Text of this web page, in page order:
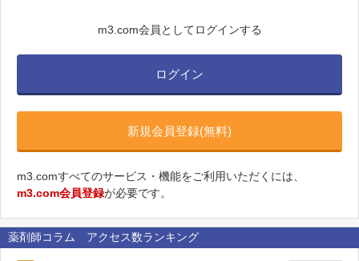
m3.com会員としてログインする
ログイン
新規会員登録(無料)
m3.comすべてのサービス・機能をご利用いただくには、
m3.com会員登録が必要です。
薬剤師コラム アクセス数ランキング